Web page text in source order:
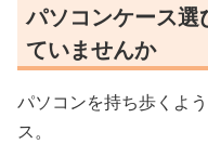
パソコンケース選
ていませんか
パソコンを持ち歩くよ
ス。